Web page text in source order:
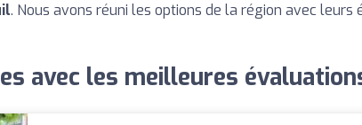
. Nous avons réuni les options de la région avec
avec les meilleures